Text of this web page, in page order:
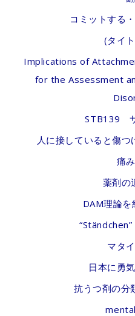
コミットする
(タイ
Implications of
for the Assessment
STB139
人に接していると傷
痛
薬剤の
DAM理論を
マタ
日本に勇
抗うつ剤の分